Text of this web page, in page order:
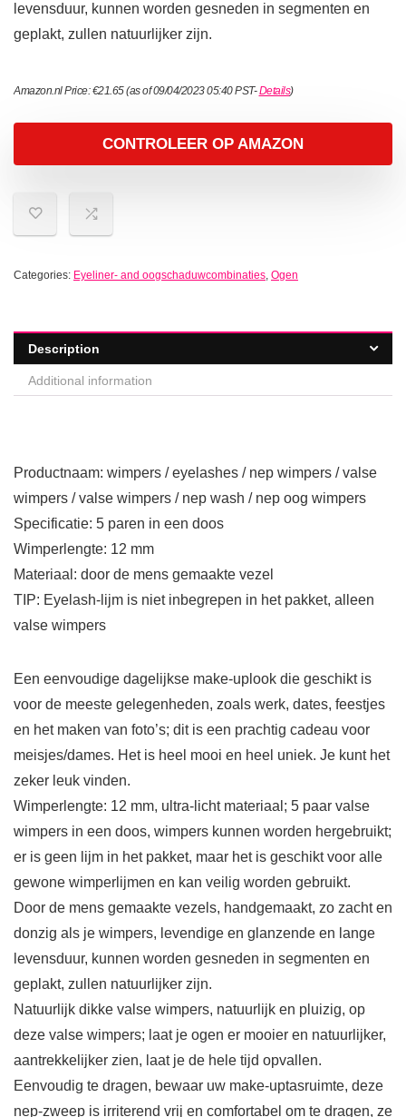
levensduur, kunnen worden gesneden in segmenten en
geplakt, zullen natuurlijker zijn.
Amazon.nl Price:€21.65(as of 09/04/2023 05:40 PST-Details)
CONTROLEER OP AMAZON
Categories: Eyeliner- and oogschaduwcombinaties, Ogen
Description
Additional information
Productnaam: wimpers / eyelashes / nep wimpers / valse
wimpers / valse wimpers / nep wash / nep oog wimpers
Specificatie: 5 paren in een doos
Wimperlengte: 12 mm
Materiaal: door de mens gemaakte vezel
TIP: Eyelash-lijm is niet inbegrepen in het pakket, alleen
valse wimpers
Een eenvoudige dagelijkse make-uplook die geschikt is
voor de meeste gelegenheden, zoals werk, dates, feestjes
en het maken van foto’s; dit is een prachtig cadeau voor
meisjes/dames. Het is heel mooi en heel uniek. Je kunt het
zeker leuk vinden.
Wimperlengte: 12 mm, ultra-licht materiaal; 5 paar valse
wimpers in een doos, wimpers kunnen worden hergebruikt;
er is geen lijm in het pakket, maar het is geschikt voor alle
gewone wimperlijmen en kan veilig worden gebruikt.
Door de mens gemaakte vezels, handgemaakt, zo zacht en
donzig als je wimpers, levendige en glanzende en lange
levensduur, kunnen worden gesneden in segmenten en
geplakt, zullen natuurlijker zijn.
Natuurlijk dikke valse wimpers, natuurlijk en pluizig, op
deze valse wimpers; laat je ogen er mooier en natuurlijker,
aantrekkelijker zien, laat je de hele tijd opvallen.
Eenvoudig te dragen, bewaar uw make-uptasruimte, deze
nep-zweep is irriterend vrij en comfortabel om te dragen, ze